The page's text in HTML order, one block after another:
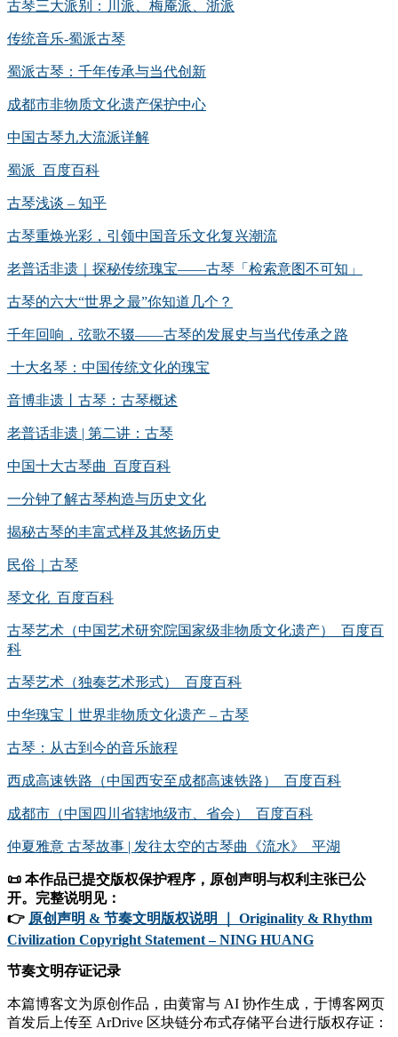
古琴三大派别：川派、梅庵派、浙派
传统音乐-蜀派古琴
蜀派古琴：千年传承与当代创新
成都市非物质文化遗产保护中心
中国古琴九大流派详解
蜀派_百度百科
古琴浅谈 – 知乎
古琴重焕光彩，引领中国音乐文化复兴潮流
老普话非遗｜探秘传统瑰宝——古琴「检索意图不可知」
古琴的六大“世界之最”你知道几个？
千年回响，弦歌不辍——古琴的发展史与当代传承之路
十大名琴：中国传统文化的瑰宝
音博非遗丨古琴：古琴概述
老普话非遗 | 第二讲：古琴
中国十大古琴曲_百度百科
一分钟了解古琴构造与历史文化
揭秘古琴的丰富式样及其悠扬历史
民俗｜古琴
琴文化_百度百科
古琴艺术（中国艺术研究院国家级非物质文化遗产）_百度百
科
古琴艺术（独奏艺术形式）_百度百科
中华瑰宝丨世界非物质文化遗产 – 古琴
古琴：从古到今的音乐旅程
西成高速铁路（中国西安至成都高速铁路）_百度百科
成都市（中国四川省辖地级市、省会）_百度百科
仲夏雅意 古琴故事 | 发往太空的古琴曲《流水》_平湖
📜 本作品已提交版权保护程序，原创声明与权利主张已公
开。完整说明见：
👉 原创声明 & 节奏文明版权说明 ｜ Originality & Rhythm
Civilization Copyright Statement – NING HUANG
节奏文明存证记录
本篇博客文为原创作品，由黄甯与 AI 协作生成，于博客网页
首发后上传至 ArDrive 区块链分布式存储平台进行版权存证：